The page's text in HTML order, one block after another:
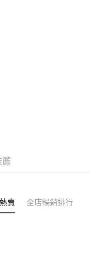
薦
賣 全店暢銷排行